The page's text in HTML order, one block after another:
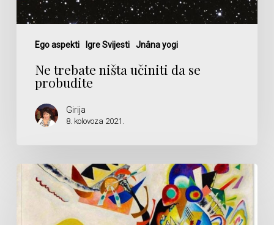
Ego aspekti Igre Svijesti Jnâna yogi
Ne trebate ništa učiniti da se
probudite
Girija
8. kolovoza 2021.
Karika
nedostaje